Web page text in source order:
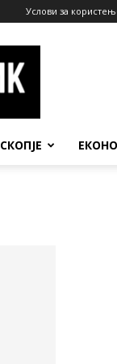
Услови за
СКОПЈЕ